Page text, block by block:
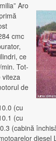
Aro
cmc
ce
Tot-
viteza
de
(cu
(cu
(cabină
diesel